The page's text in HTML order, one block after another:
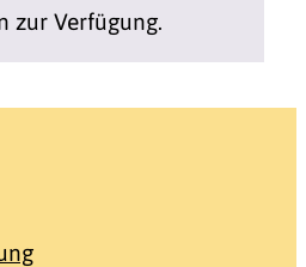
zur Verfügung.